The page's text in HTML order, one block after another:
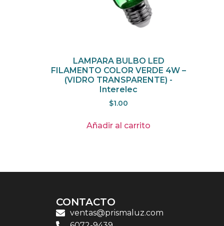
LAMPARA BULBO LED
FILAMENTO COLOR VERDE 4W –
(VIDRO TRANSPARENTE) -
Interelec
$1.00
Añadir al carrito
CONTACTO
ventas@prismaluz.com